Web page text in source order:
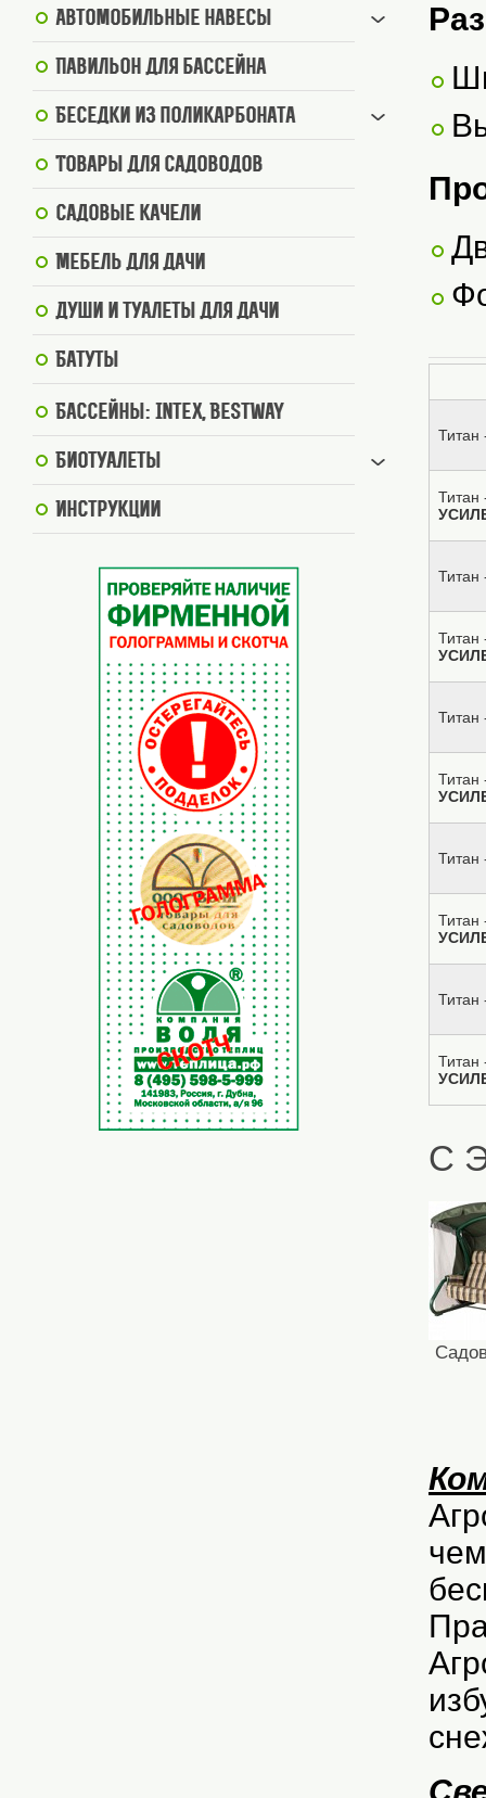
Автомобильные навесы
Павильон для бассейна
Беседки из поликарбоната
Товары для садоводов
Садовые качели
Мебель для дачи
Души и туалеты для дачи
Батуты
Бассейны: Intex, BestWay
Биотуалеты
Инструкции
С